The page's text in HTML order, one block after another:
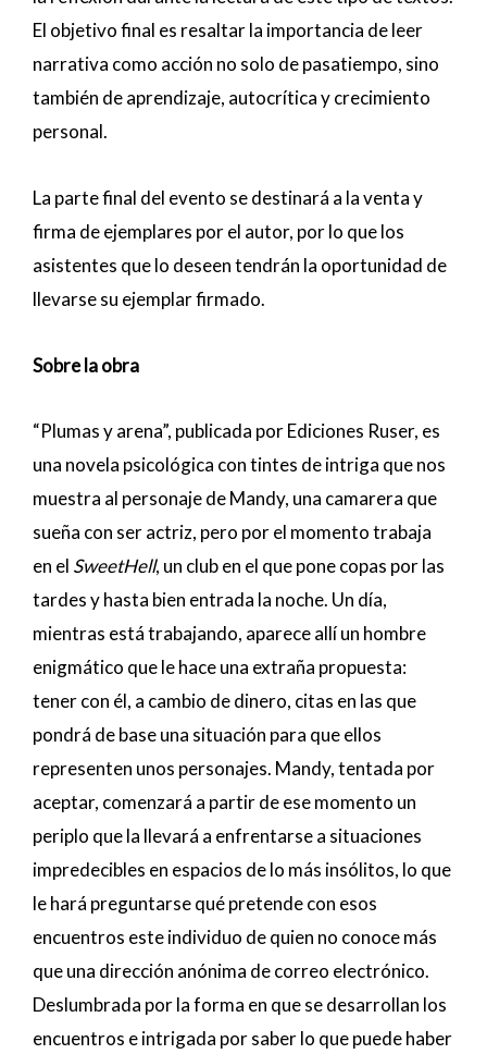
El objetivo final es resaltar la importancia de leer
narrativa como acción no solo de pasatiempo, sino
también de aprendizaje, autocrítica y crecimiento
personal.
La parte final del evento se destinará a la venta y
firma de ejemplares por el autor, por lo que los
asistentes que lo deseen tendrán la oportunidad de
llevarse su ejemplar firmado.
Sobre la obra
“Plumas y arena”, publicada por Ediciones Ruser, es
una novela psicológica con tintes de intriga que nos
muestra al personaje de Mandy, una camarera que
sueña con ser actriz, pero por el momento trabaja
en el SweetHell, un club en el que pone copas por las
tardes y hasta bien entrada la noche. Un día,
mientras está trabajando, aparece allí un hombre
enigmático que le hace una extraña propuesta:
tener con él, a cambio de dinero, citas en las que
pondrá de base una situación para que ellos
representen unos personajes. Mandy, tentada por
aceptar, comenzará a partir de ese momento un
periplo que la llevará a enfrentarse a situaciones
impredecibles en espacios de lo más insólitos, lo que
le hará preguntarse qué pretende con esos
encuentros este individuo de quien no conoce más
que una dirección anónima de correo electrónico.
Deslumbrada por la forma en que se desarrollan los
encuentros e intrigada por saber lo que puede haber